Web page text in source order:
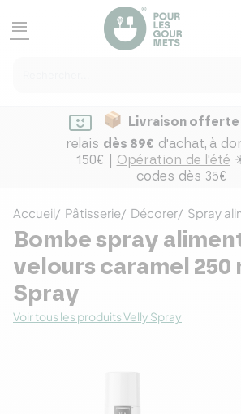
menu
Livraison offerte
relais dès 89€ d'achat, à
150€ | Opération de l'été
codes dès 35€
Accueil Pâtisserie Décorer Spray
Bombe spray
velours caramel 250
Spray
Voir tous les produits Velly Spray